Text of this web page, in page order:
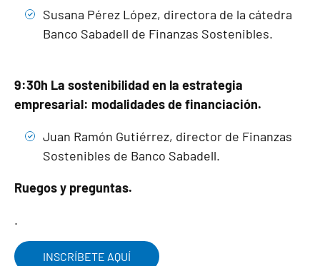
Susana Pérez López, directora de la cátedra
Banco Sabadell de Finanzas Sostenibles.
9:30h La sostenibilidad en la estrategia
empresarial: modalidades de financiación.
Juan Ramón Gutiérrez, director de Finanzas
Sostenibles de Banco Sabadell.
Ruegos y preguntas.
.
INSCRÍBETE AQUÍ